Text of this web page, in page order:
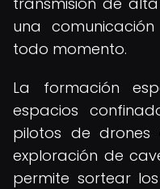
una
todo momento.
La formación
espacios
pilotos de
exploración de
permite sortear